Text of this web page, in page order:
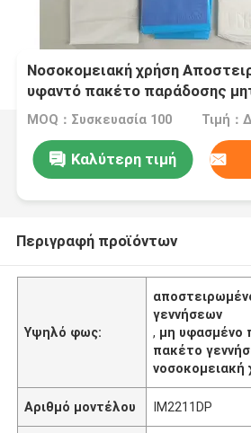
Νοσοκομειακή χρήση
υφαντό πακέτο παράδοσης
μαιευτικής επέμβασης
MOQ：Συσκευασία 100
Καλύτερη τιμή
Περιγραφή προϊόντων
Υψηλό φως:
γεννήσεων
, μη υφασμένο
πακέτο
νοσοκομειακή
Αριθμό μοντέλου IM2211DP